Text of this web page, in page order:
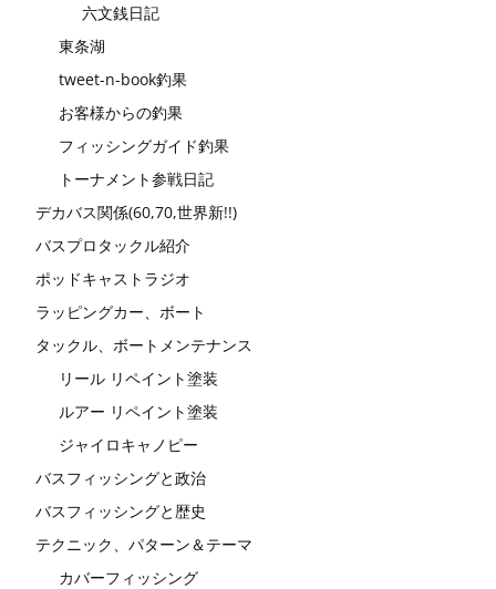
六文銭日記
東条湖
tweet-n-book釣果
お客様からの釣果
フィッシングガイド釣果
トーナメント参戦日記
デカバス関係(60,70,世界新!!)
バスプロタックル紹介
ポッドキャストラジオ
ラッピングカー、ボート
タックル、ボートメンテナンス
リール リペイント塗装
ルアー リペイント塗装
ジャイロキャノピー
バスフィッシングと政治
バスフィッシングと歴史
テクニック、パターン＆テーマ
カバーフィッシング